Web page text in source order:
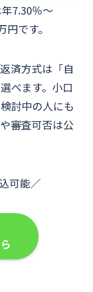
7.30％～
です。
済方式は「自
べます。小口
討中の人にも
審査可否は公
可能／